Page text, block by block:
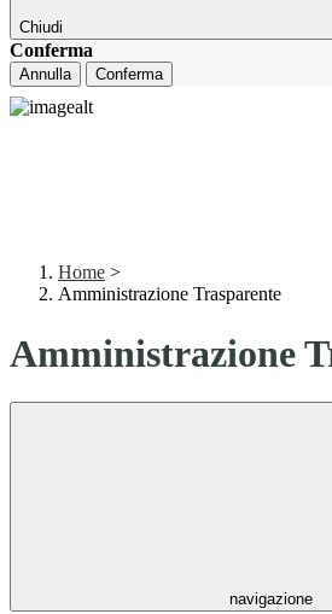
Chiudi
Conferma
Annulla Conferma
Home >
Amministrazione Trasparente
Amministrazione
navigazione